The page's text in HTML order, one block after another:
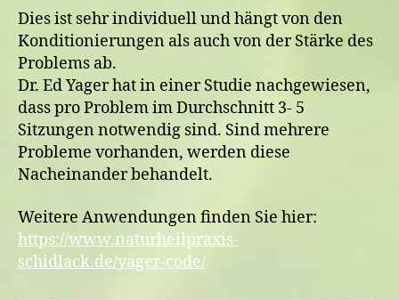
Dies ist sehr individuell und hängt von den
Konditionierungen als auch von der Stärke des
Problems ab.
Dr. Ed Yager hat in einer Studie nachgewiesen,
dass pro Problem im Durchschnitt 3- 5
Sitzungen notwendig sind. Sind mehrere
Probleme vorhanden, werden diese
Nacheinander behandelt.
Weitere Anwendungen finden Sie hier:
https://www.naturheilpraxis-
schidlack.de/yager-code/